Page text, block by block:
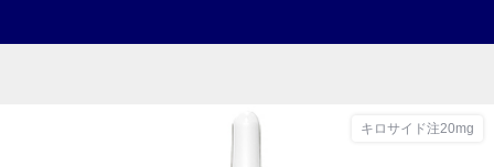
キロサイド注20mg